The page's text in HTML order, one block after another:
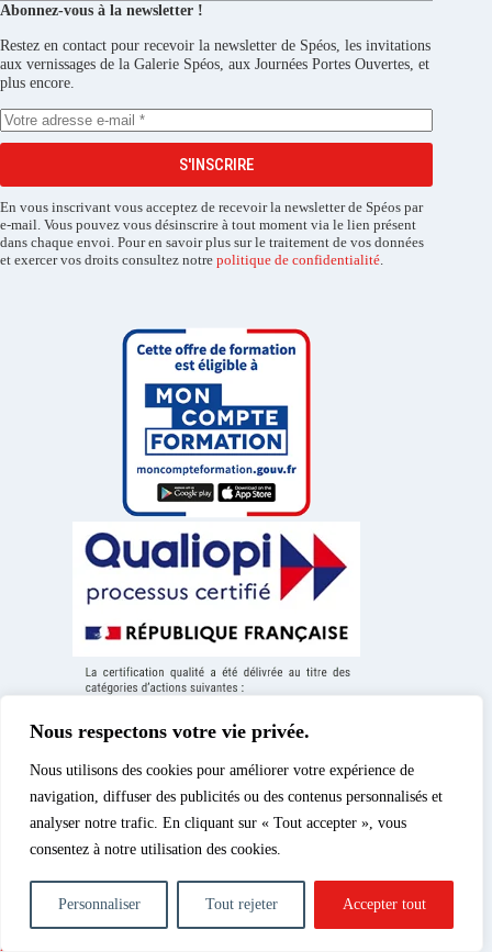
Nous respectons votre vie privée.
Nous utilisons des cookies pour améliorer votre expérience de
navigation, diffuser des publicités ou des contenus personnalisés et
analyser notre trafic. En cliquant sur « Tout accepter », vous
consentez à notre utilisation des cookies.
Personnaliser Tout rejeter Accepter tout
Abonnez-vous à la newsletter !
Restez en contact pour recevoir la newsletter de Spéos, les invitations
aux vernissages de la Galerie Spéos, aux Journées Portes Ouvertes, et
plus encore.
S'INSCRIRE
En vous inscrivant vous acceptez de recevoir la newsletter de Spéos par
e-mail. Vous pouvez vous désinscrire à tout moment via le lien présent
dans chaque envoi. Pour en savoir plus sur le traitement de vos données
et exercer vos droits consultez notre politique de confidentialité.
Politique de confidentialité
Politique des cookies
d’enseignement supérieur
privé | Tous droits réservés.